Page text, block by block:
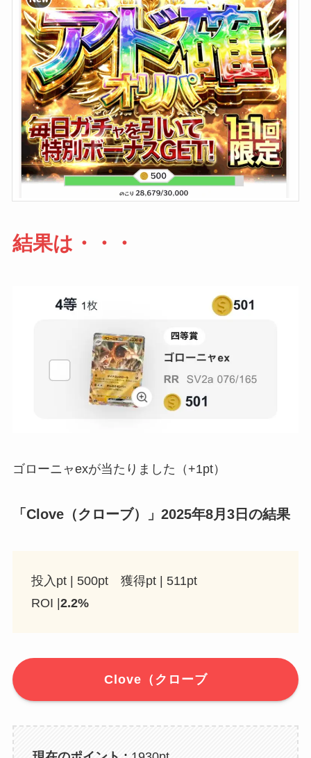
結果は・・・
ゴローニャexが当たりました（+1pt）
「Clove（クローブ）」2025年8月3日の結果
投入pt | 500pt 獲得pt | 511pt
ROI |2.2%
Clove（クローブ